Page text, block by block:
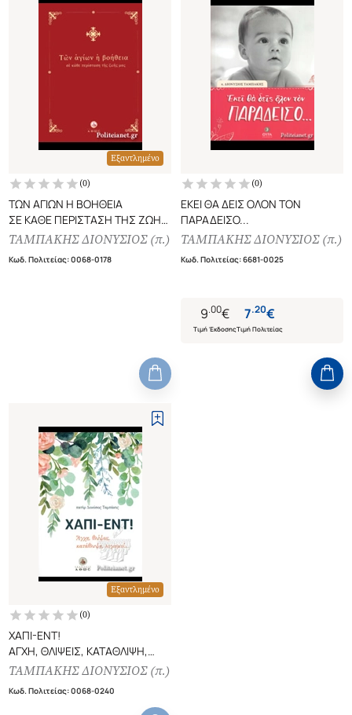
Εξαντλημένο
(0)
ΤΩΝ ΑΓΙΩΝ Η ΒΟΗΘΕΙΑ
ΣΕ ΚΑΘΕ ΠΕΡΙΣΤΑΣΗ ΤΗΣ ΖΩΗΣ
ΜΑΣ
ΤΑΜΠΑΚΗΣ ΔΙΟΝΥΣΙΟΣ (π.)
Κωδ. Πολιτείας:0068-0178
(0)
ΕΚΕΙ ΘΑ ΔΕΙΣ ΟΛΟΝ ΤΟΝ
ΠΑΡΑΔΕΙΣΟ...
ΤΑΜΠΑΚΗΣ ΔΙΟΝΥΣΙΟΣ (π.)
Κωδ. Πολιτείας:6681-0025
9.00€
Τιμή Έκδοσης
7.20€
Τιμή Πολιτείας
Εξαντλημένο
(0)
ΧΑΠΙ-ΕΝΤ!
ΑΓΧΗ, ΘΛΙΨΕΙΣ, ΚΑΤΑΘΛΙΨΗ,
ΛΟΓΙΣΜΟΙ...
ΤΑΜΠΑΚΗΣ ΔΙΟΝΥΣΙΟΣ (π.)
Κωδ. Πολιτείας:0068-0240